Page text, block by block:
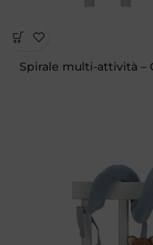
Spirale multi-attività –